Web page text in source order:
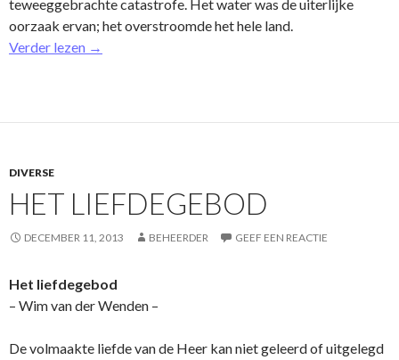
teweeggebrachte catastrofe. Het water was de uiterlijke
oorzaak ervan; het overstroomde het hele land.
Verder lezen →
DIVERSE
HET LIEFDEGEBOD
DECEMBER 11, 2013 BEHEERDER GEEF EEN REACTIE
Het liefdegebod
– Wim van der Wenden –
De volmaakte liefde van de Heer kan niet geleerd of uitgelegd